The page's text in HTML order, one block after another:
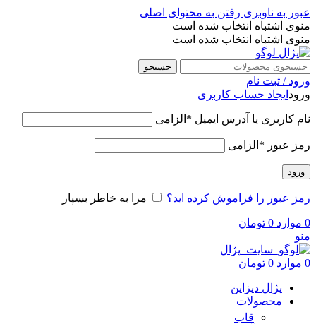
عبور به ناوبری رفتن به محتوای اصلی
منوی اشتباه انتخاب شده است
منوی اشتباه انتخاب شده است
جستجو
ورود / ثبت نام
ورود ایجاد حساب کاربری
نام کاربری یا آدرس ایمیل * الزامی
رمز عبور * الزامی
ورود
رمز عبور را فراموش کرده اید؟ مرا به خاطر بسپار
0 موارد 0 تومان
منو
0 موارد 0 تومان
پژال دیزاین
محصولات
قاب